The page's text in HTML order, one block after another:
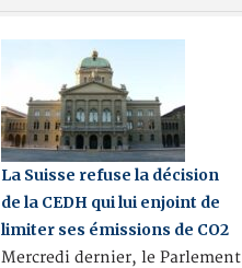
La Suisse refuse la décision
de la CEDH qui lui enjoint de
limiter ses émissions de CO2
Mercredi dernier, le Parlement